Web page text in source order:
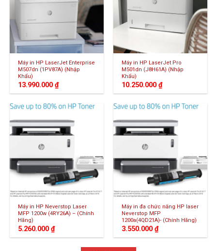
Máy in HP LaserJet Enterprise
M507dn (1PV87A) (Nhập
Khẩu)
13.990.000₫
Máy in HP LaserJet Pro
M501dn (J8H61A) (Nhập
Khẩu)
10.250.000₫
Máy in HP Neverstop Laser
MFP 1200w (4RY26A) – (Chính
Hãng)
5.260.000₫
Máy in đa chức năng HP laser
Neverstop MFP
1200a(4QD21A)- (Chính Hãng)
3.550.000₫